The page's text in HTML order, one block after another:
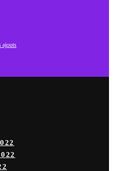
ajouts